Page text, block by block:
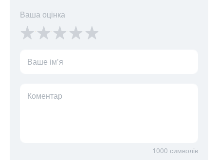
Ваша оцінка
Ваше ім’я
Коментар
1000 символів